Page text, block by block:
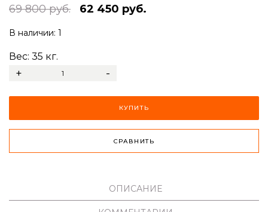
69 800 руб. 62 450 руб.
В наличии: 1
Вес: 35 кг.
+ -
КУПИТЬ
СРАВНИТЬ
ОПИСАНИЕ